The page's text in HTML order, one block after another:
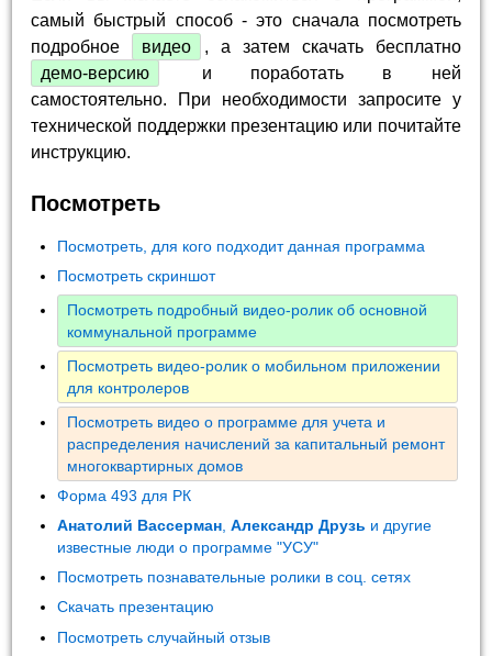
самый быстрый способ - это сначала посмотреть
подробное
видео
, а затем скачать бесплатно
демо-версию
и поработать в ней
самостоятельно. При необходимости запросите у
технической поддержки презентацию или почитайте
инструкцию.
Посмотреть
Посмотреть, для кого подходит данная программа
Посмотреть скриншот
Посмотреть подробный видео-ролик об основной
коммунальной программе
Посмотреть видео-ролик о мобильном приложении
для контролеров
Посмотреть видео о программе для учета и
распределения начислений за капитальный ремонт
многоквартирных домов
Форма 493 для РК
Анатолий Вассерман ,Александр Друзь и другие
известные люди о программе "УСУ"
Посмотреть познавательные ролики в соц. сетях
Скачать презентацию
Посмотреть случайный отзыв